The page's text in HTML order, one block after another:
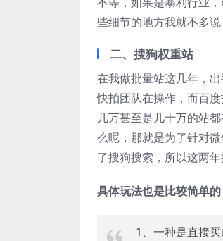
些细节的地方我就不多
二、搜狗权重站
在我做批量站这几年，
快拍团队在操作，而百
几万甚至是几十万的站
么呢，那就是为了针对
了搜狗搜索，所以这两
具体玩法也是比较简单
1、一种是直接